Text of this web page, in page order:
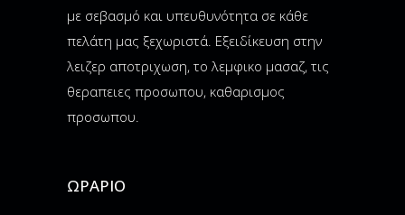
με σεβασμό και υπευθυνότητα σε κάθε
πελάτη μας ξεχωριστά. Εξειδίκευση στην
λειζερ αποτριχωση, το λεμφικο μασαζ, τις
θεραπειες προσωπου, καθαρισμος
προσωπου.
ΩΡΆΡΙΟ